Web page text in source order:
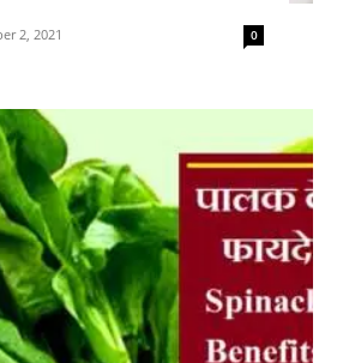
2, 2021 0